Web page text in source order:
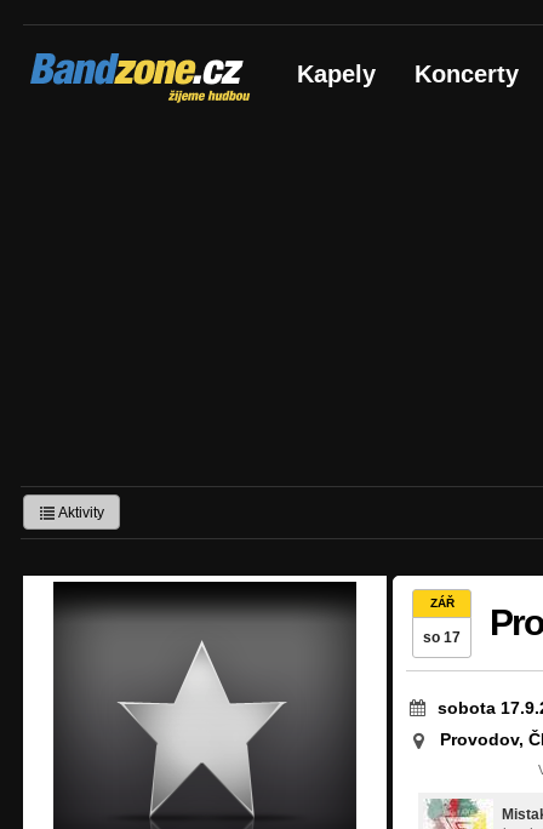
Bandzone.cz
žijeme hudbou Kapely Koncerty
Aktivity
ZÁŘ
so 17
sobota
Provodov,